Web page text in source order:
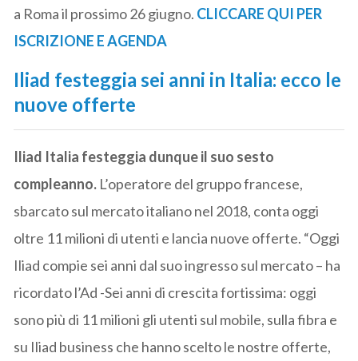
a Roma il prossimo 26 giugno. CLICCARE QUI PER
ISCRIZIONE E AGENDA
Iliad festeggia sei anni in Italia: ecco le
nuove offerte
Iliad Italia festeggia dunque il suo sesto
compleanno. L’operatore del gruppo francese,
sbarcato sul mercato italiano nel 2018, conta oggi
oltre 11 milioni di utenti e lancia nuove offerte. “Oggi
Iliad compie sei anni dal suo ingresso sul mercato – ha
ricordato l’Ad -Sei anni di crescita fortissima: oggi
sono più di 11 milioni gli utenti sul mobile, sulla fibra e
su Iliad business che hanno scelto le nostre offerte,